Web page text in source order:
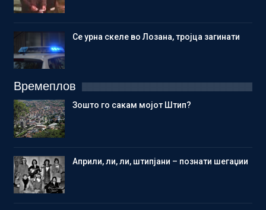
Се урна скеле во Лозана, тројца загинати
Времеплов
Зошто го сакам мојот Штип?
Aприли, ли, ли, штипјани – познати шегаџии